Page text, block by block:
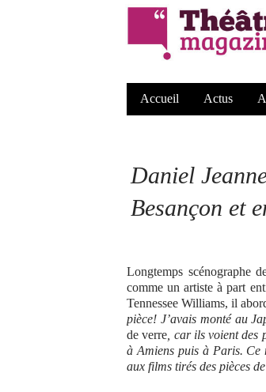
Accueil Actus
Daniel
Besançon et
Longtemps scénographe
comme un artiste à part
Tennessee Williams, il
pièce! J’avais monté au
de verre , car ils voient des
à Amiens puis à Paris. Ce
aux films tirés des pièces